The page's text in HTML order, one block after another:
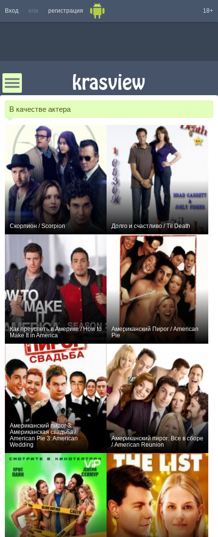
Вход или регистрация 18+
В качестве актера
Скорпион / Scorpion Долго и счастливо / Til Death
Как преуспеть в Америке / How to
Make It in America
Американский Пирог / American
Pie
Американский пирог 3:
Американская свадьба /
American Pie 3: American
Wedding
Американский пирог: Все в сборе
/ American Reunion